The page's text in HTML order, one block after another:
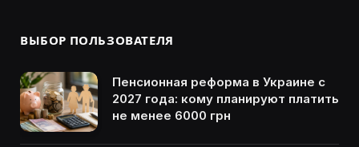
ВЫБОР ПОЛЬЗОВАТЕЛЯ
Пенсионная реформа в Украине с
2027 года: кому планируют платить
не менее 6000 грн